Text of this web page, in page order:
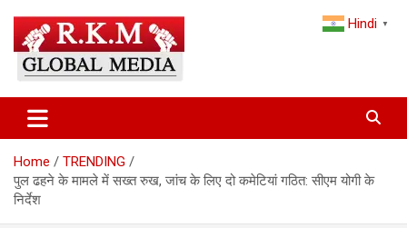
content
Latest Hindi News & Breaking
News – RKM Global Media
and the World
Home
TRENDING
पुल ढहने के मामले में सख्त रुख, जांच के लिए दो कमेटियां गठित: सीएम योगी के
निर्देश
Hindi ▼